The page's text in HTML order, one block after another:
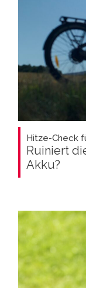
Hitze-Check
Ruiniert
Akku?